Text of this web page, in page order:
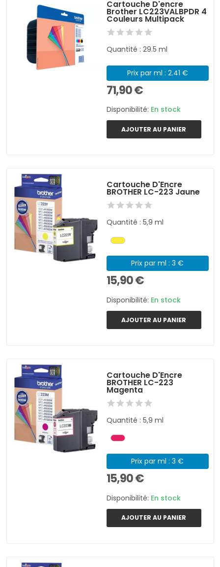
Cartouche D'encre
Brother LC223VALBPDR 4
Couleurs Multipack
Quantité : 29.5 ml
Prix par ml : 2.41 €
71,90 €
Disponibilité: En stock
AJOUTER AU PANIER
Cartouche D'Encre
BROTHER LC-223 Jaune
Quantité : 5,9 ml
Prix par ml : 3 €
15,90 €
Disponibilité: En stock
AJOUTER AU PANIER
Cartouche D'Encre
BROTHER LC-223
Magenta
Quantité : 5,9 ml
Prix par ml : 3 €
15,90 €
Disponibilité: En stock
AJOUTER AU PANIER